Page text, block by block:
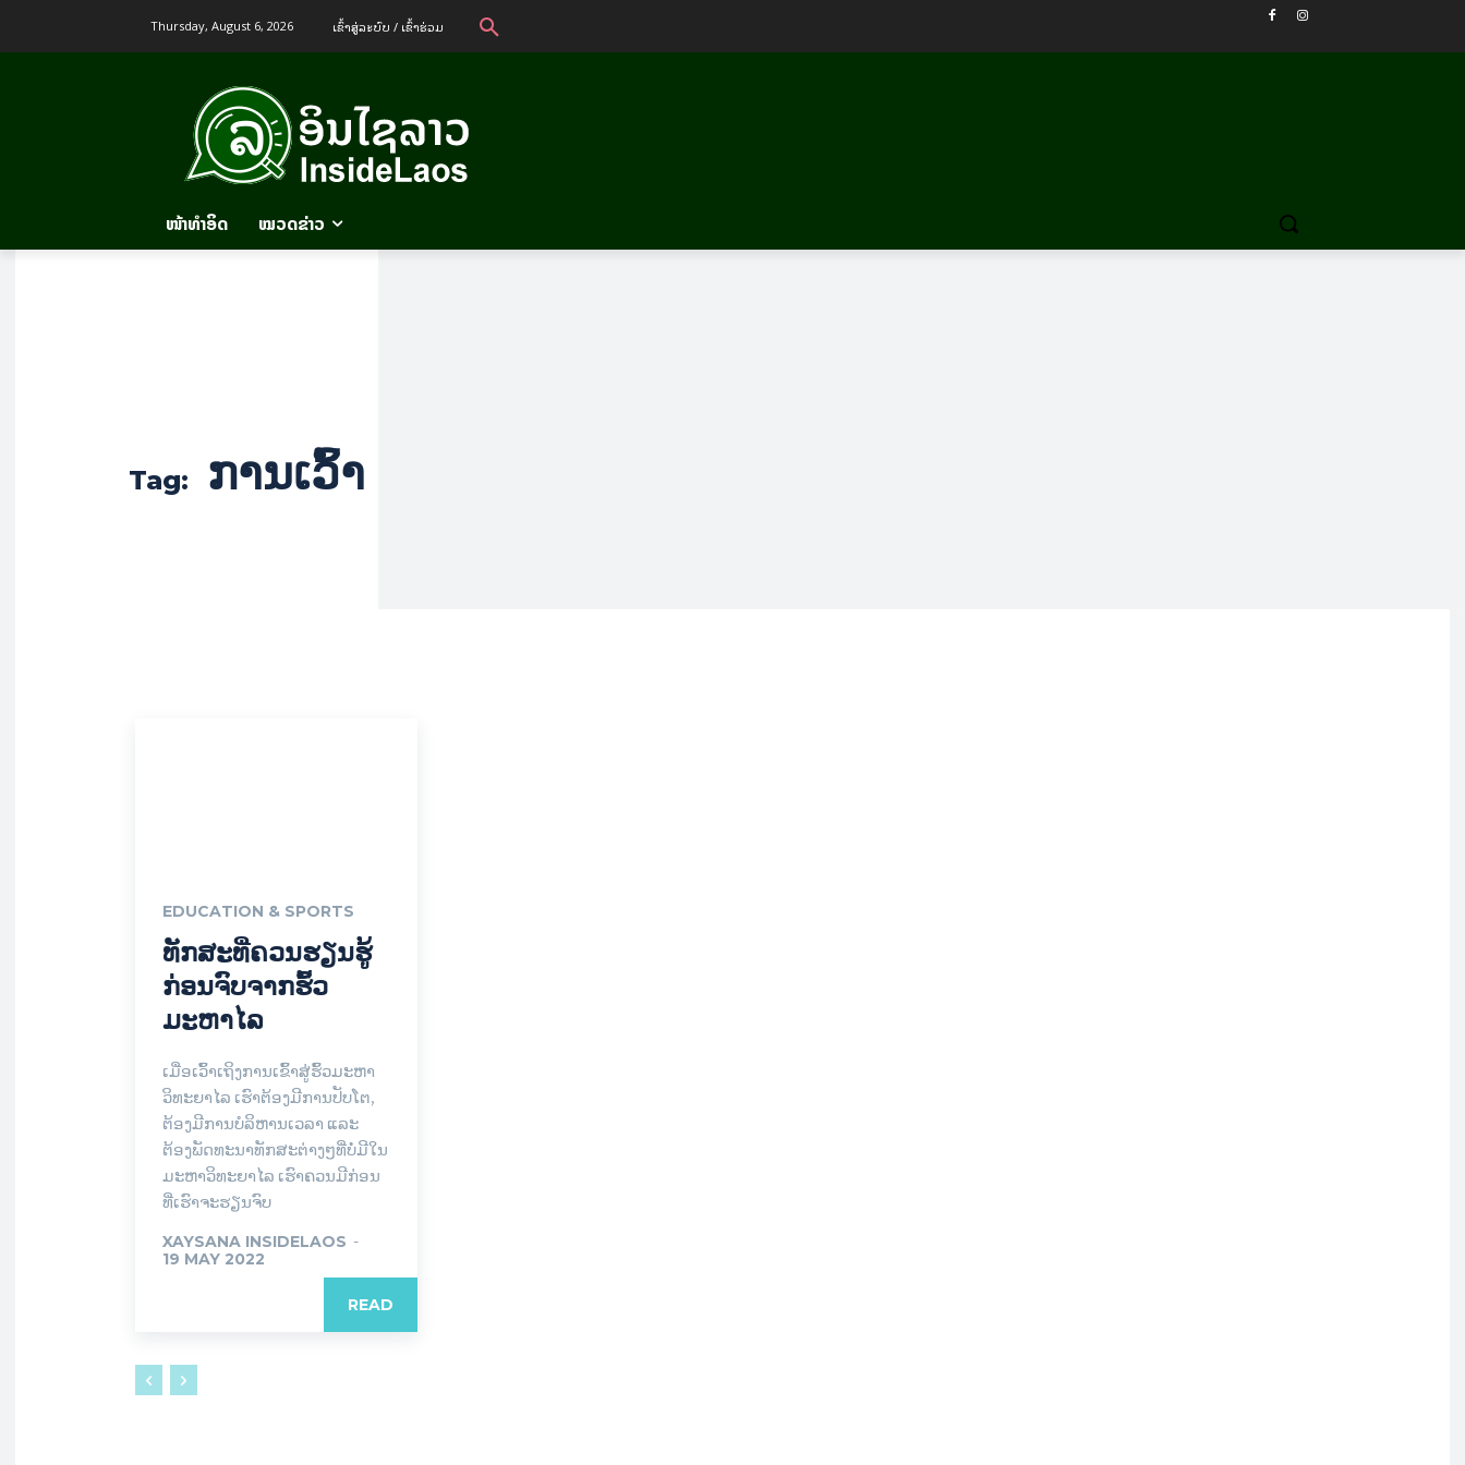
Thursday, August 6, 2026 ເຂົ້າ​ສູ່​ລະ​ບົບ / ເຂົ້າ​ຮ່ວມ
ໜ້າທຳອິດ ໝວດຂ່າວ
Tag: ການເວົ້າ
EDUCATION & SPORTS
ທັກສະທີ່ຄວນຮຽນຮູ້
ກ່ອນຈົບຈາກຮົ້ວ
ມະຫາໄລ
ເມື່ອເວົ້າເຖິງການເຂົ້າສູ່ຮົ້ວມະຫາ
ວິທະຍາໄລ ເຮົາຕ້ອງມີການປັບໂຕ,
ຕ້ອງມີການບໍລິຫານເວລາ ແລະ
ຕ້ອງພັດທະນາທັກສະຕ່າງໆທີ່ບໍ່ມີໃນ
ມະຫາວິທະຍາໄລ ເຮົາຄວນມີກ່ອນ
ທີ່ເຮົາຈະຮຽນຈົບ
XAYSANA INSIDELAOS -
19 MAY 2022
READ